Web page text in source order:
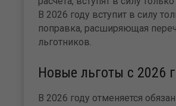
В 2026 году вступит в силу
поправка, расширяющая
льготников.
Новые льготы с 2026
В 2026 году отменяется